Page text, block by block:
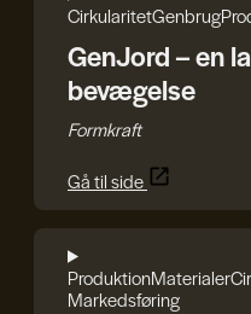
CirkularitetGenbrug
GenJord – en
bevægelse
Formkraft
Gå til side
ProduktionMaterialer
Markedsføring